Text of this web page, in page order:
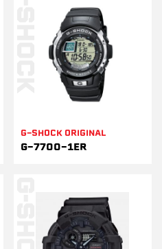
G-SHOCK ORIGINAL
G-7700-1ER